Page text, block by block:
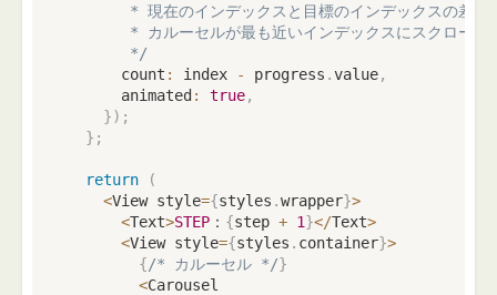
* 現在のインデックスと目標のインデックスの差を
* カルーセルが最も近いインデックスにスクロール
       */
      count
: index - progress .value,
      animated
: true,
}) ;
} ;
return
(
<View style={styles .wrapper}>
<Text>STEP： {step + 1}</Text>
<View style={styles . container}>
{/* カルーセル */}
<Carousel